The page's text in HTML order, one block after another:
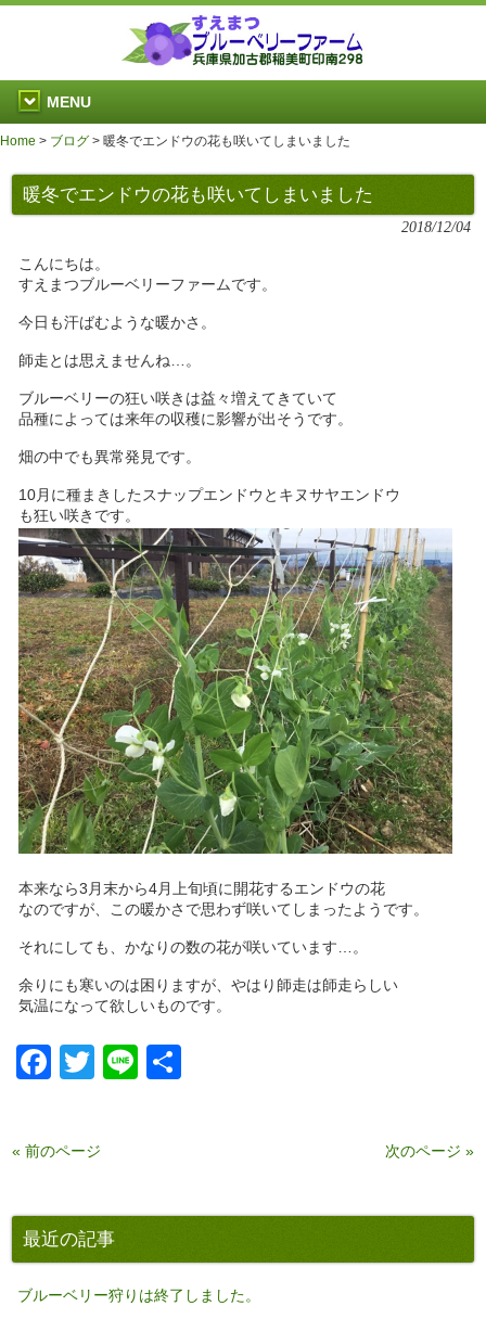
MENU
Home > ブログ > 暖冬でエンドウの花も咲いてしまいました
暖冬でエンドウの花も咲いてしまいました
2018/12/04
こんにちは。
すえまつブルーベリーファームです。
今日も汗ばむような暖かさ。
師走とは思えませんね…。
ブルーベリーの狂い咲きは益々増えてきていて
品種によっては来年の収穫に影響が出そうです。
畑の中でも異常発見です。
10月に種まきしたスナップエンドウとキヌサヤエンドウ
も狂い咲きです。
本来なら3月末から4月上旬頃に開花するエンドウの花
なのですが、この暖かさで思わず咲いてしまったようです。
それにしても、かなりの数の花が咲いています…。
余りにも寒いのは困りますが、やはり師走は師走らしい
気温になって欲しいものです。
Facebook
Twitter
Line
« 前のページ 次のページ »
最近の記事
ブルーベリー狩りは終了しました。